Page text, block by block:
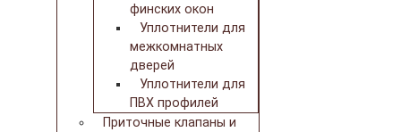
финских окон
Уплотнители для
межкомнатных
дверей
Уплотнители для
ПВХ профилей
Приточные клапаны и